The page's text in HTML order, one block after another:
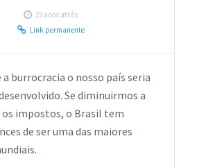
15 anos atrás
Link permanente
a burrocracia o nosso país seria
Se diminuirmos a
os impostos, o Brasil tem
de ser uma das maiores